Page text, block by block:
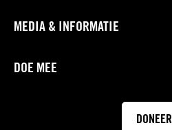
MEDIA & INFORMATIE
DOE MEE
DONEER